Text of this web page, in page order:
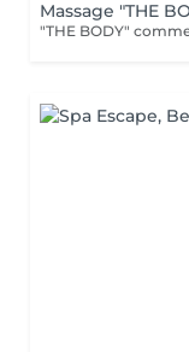
Massage "THE